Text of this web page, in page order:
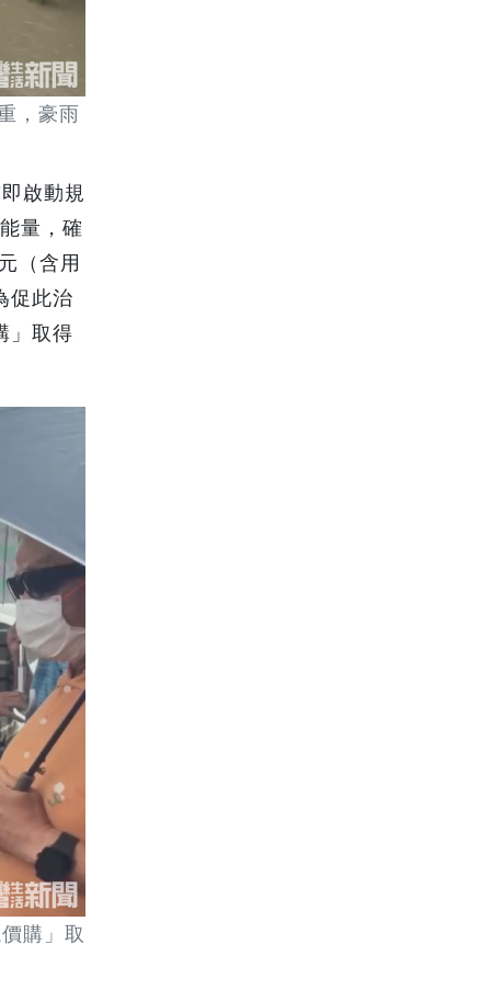
，豪雨
啟動規
量，確
（含用
促此治
」取得
購」取